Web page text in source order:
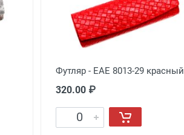
Футляр - EAE 8013-29 красный
320.00 ₽